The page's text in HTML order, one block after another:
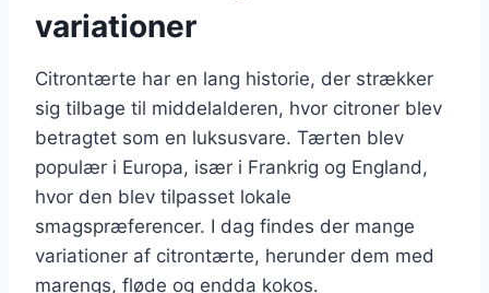
variationer
Citrontærte har en lang historie, der strækker
sig tilbage til middelalderen, hvor citroner blev
betragtet som en luksusvare. Tærten blev
populær i Europa, især i Frankrig og England,
hvor den blev tilpasset lokale
smagspræferencer. I dag findes der mange
variationer af citrontærte, herunder dem med
marengs, fløde og endda kokos.